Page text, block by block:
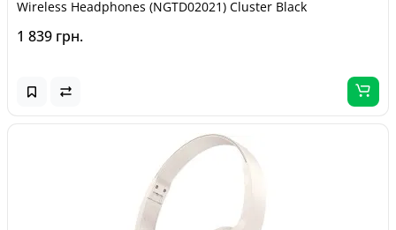
Wireless Headphones (NGTD02021) Cluster Black
1 839 грн.